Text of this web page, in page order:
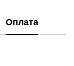
Оплата